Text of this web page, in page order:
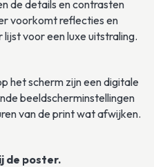
de details en contrasten
voorkomt reflecties en
voor een luxe uitstraling.
het scherm zijn een digitale
beeldscherminstellingen
van de print wat afwijken.
de poster.